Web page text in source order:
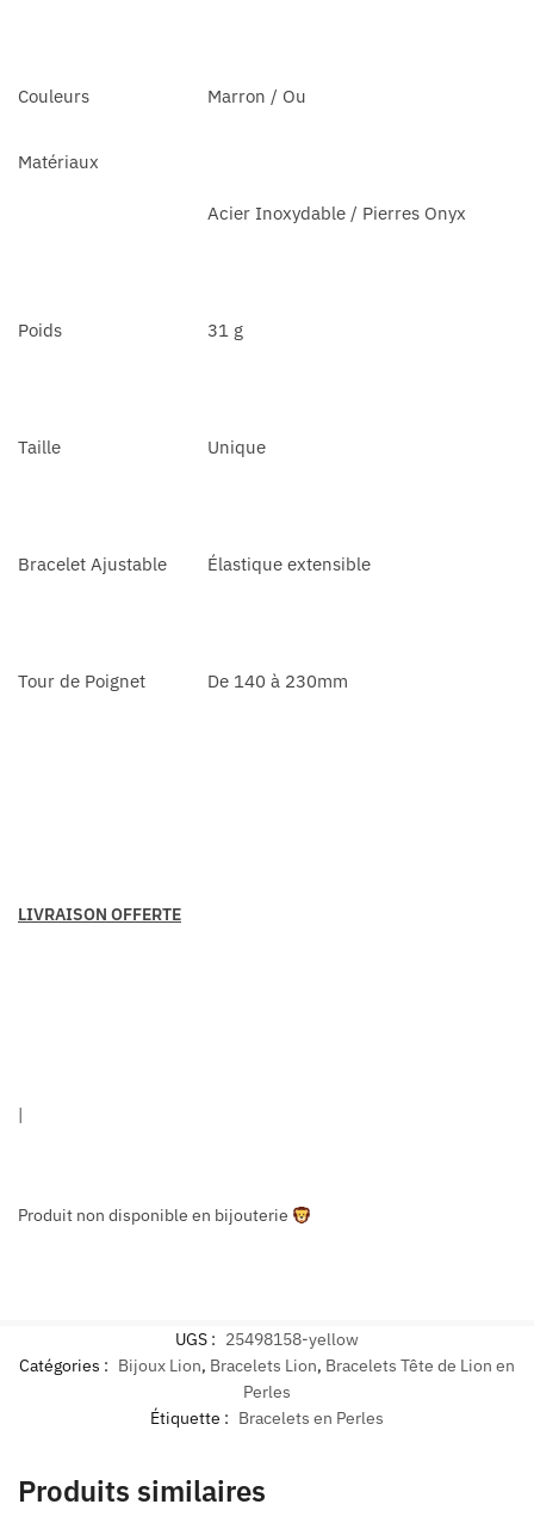
Couleurs Marron / Ou
Matériaux
Acier Inoxydable / Pierres Onyx
Poids 31 g
Taille Unique
Bracelet Ajustable Élastique extensible
Tour de Poignet De 140 à 230mm
LIVRAISON OFFERTE
Produit non disponible en bijouterie
UGS : 25498158-yellow
Catégories : Bijoux Lion, Bracelets Lion, Bracelets Tête de Lion en
Perles
Étiquette : Bracelets en Perles
Produits similaires